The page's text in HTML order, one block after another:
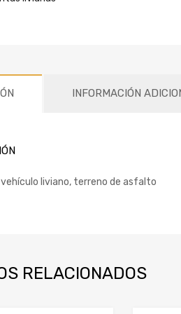
INFORMACIÓN
liviano, terreno de asfalto
RELACIONADOS